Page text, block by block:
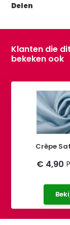
Delen
Klanten die
bekeken ook
Crêpe
€ 4,90